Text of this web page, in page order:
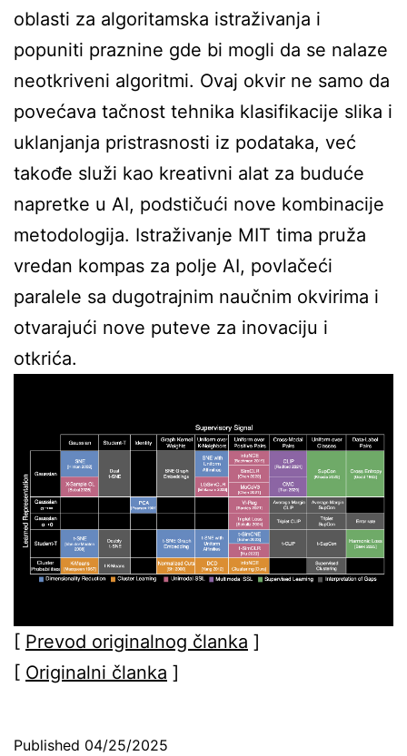
oblasti za algoritamska istraživanja i
popuniti praznine gde bi mogli da se nalaze
neotkriveni algoritmi. Ovaj okvir ne samo da
povećava tačnost tehnika klasifikacije slika i
uklanjanja pristrasnosti iz podataka, već
takođe služi kao kreativni alat za buduće
napretke u AI, podstičući nove kombinacije
metodologija. Istraživanje MIT tima pruža
vredan kompas za polje AI, povlačeći
paralele sa dugotrajnim naučnim okvirima i
otvarajući nove puteve za inovaciju i
otkrića.
[ Prevod originalnog članka ]
[ Originalni članka ]
Published 04/25/2025